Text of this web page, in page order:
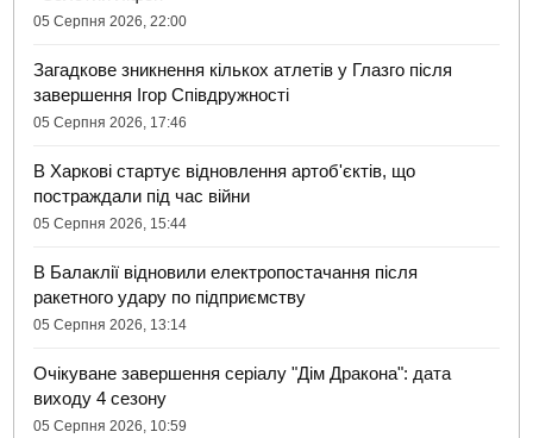
05 Серпня 2026, 22:00
Загадкове зникнення кількох атлетів у Глазго після
завершення Ігор Співдружності
05 Серпня 2026, 17:46
В Харкові стартує відновлення артоб'єктів, що
постраждали під час війни
05 Серпня 2026, 15:44
В Балаклії відновили електропостачання після
ракетного удару по підприємству
05 Серпня 2026, 13:14
Очікуване завершення серіалу "Дім Дракона": дата
виходу 4 сезону
05 Серпня 2026, 10:59